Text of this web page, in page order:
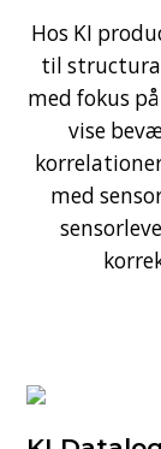
Hos KI
til
med fokus
vise
med